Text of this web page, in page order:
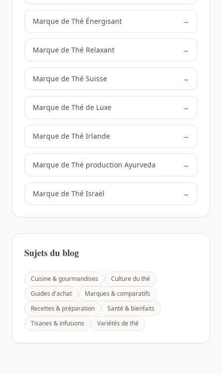
Marque de Thé Énergisant →
Marque de Thé Relaxant →
Marque de Thé Suisse →
Marque de Thé de Luxe →
Marque de Thé Irlande →
Marque de Thé production Ayurveda →
Marque de Thé Israël →
Sujets du blog
Cuisine & gourmandises
Culture du thé
Guides d'achat
Marques & comparatifs
Recettes & préparation
Santé & bienfaits
Tisanes & infusions
Variétés de thé